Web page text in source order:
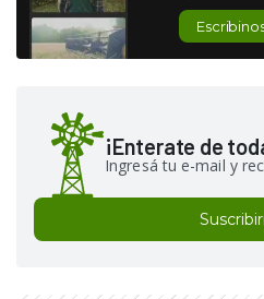
¡Enterate de
Ingresá tu e-mail y